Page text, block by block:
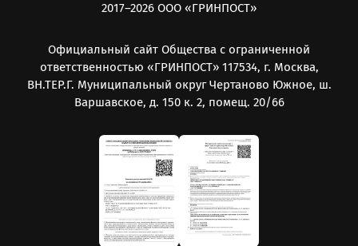
2017–2026 ООО «ГРИНПОСТ»
Официальный сайт Общества с ограниченной
ответственностью «ГРИНПОСТ» 117534, г. Москва,
ВН.ТЕР.Г. Муниципальный округ Чертаново Южное, ш.
Варшавское, д. 150 к. 2, помещ. 20/66